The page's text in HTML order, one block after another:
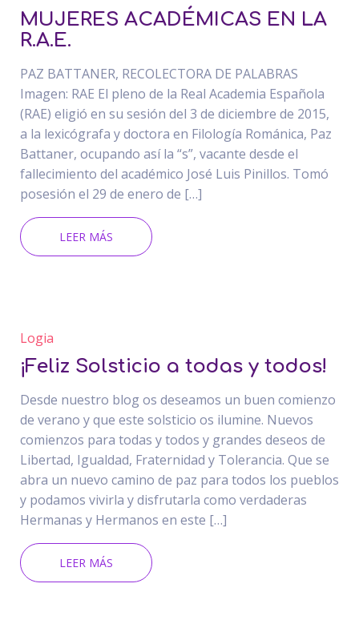
MUJERES ACADÉMICAS EN LA
R.A.E.
PAZ BATTANER, RECOLECTORA DE PALABRAS
Imagen: RAE El pleno de la Real Academia Española
(RAE) eligió en su sesión del 3 de diciembre de 2015,
a la lexicógrafa y doctora en Filología Románica, Paz
Battaner, ocupando así la “s”, vacante desde el
fallecimiento del académico José Luis Pinillos. Tomó
posesión el 29 de enero de […]
LEER MÁS
Logia
¡Feliz Solsticio a todas y todos!
Desde nuestro blog os deseamos un buen comienzo
de verano y que este solsticio os ilumine. Nuevos
comienzos para todas y todos y grandes deseos de
Libertad, Igualdad, Fraternidad y Tolerancia. Que se
abra un nuevo camino de paz para todos los pueblos
y podamos vivirla y disfrutarla como verdaderas
Hermanas y Hermanos en este […]
LEER MÁS